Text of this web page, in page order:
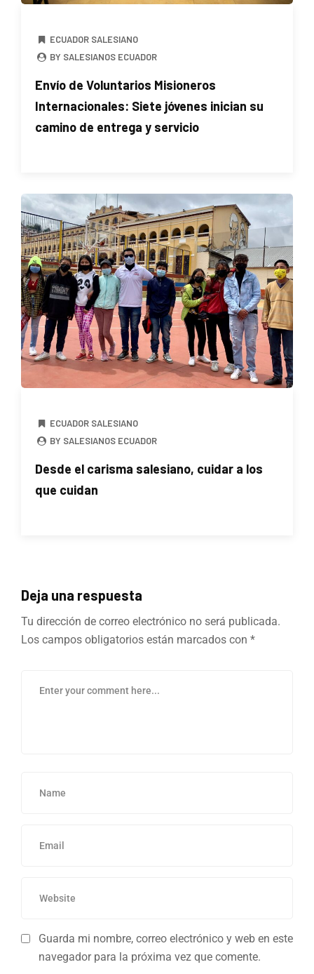
ECUADOR SALESIANO
BY SALESIANOS ECUADOR
Envío de Voluntarios Misioneros
Internacionales: Siete jóvenes inician su
camino de entrega y servicio
ECUADOR SALESIANO
BY SALESIANOS ECUADOR
Desde el carisma salesiano, cuidar a los
que cuidan
Deja una respuesta
Tu dirección de correo electrónico no será publicada.
Los campos obligatorios están marcados con *
Guarda mi nombre, correo electrónico y web en este
navegador para la próxima vez que comente.